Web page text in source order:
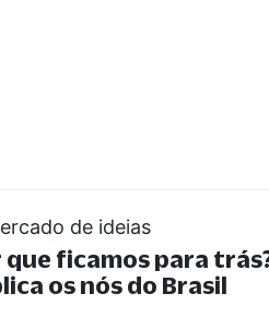
de ideias
que ficamos para
os nós do Brasil